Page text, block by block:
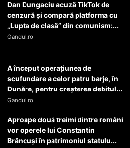
Dan Dungaciu acuză TikTok de
cenzură și compară platforma cu
„Lupta de clasă” din comunism:...
Gandul.ro
A început operaţiunea de
scufundare a celor patru barje, în
Dunăre, pentru creşterea debitul...
Gandul.ro
Aproape două treimi dintre români
vor operele lui Constantin
Brâncuși în patrimoniul statulu...